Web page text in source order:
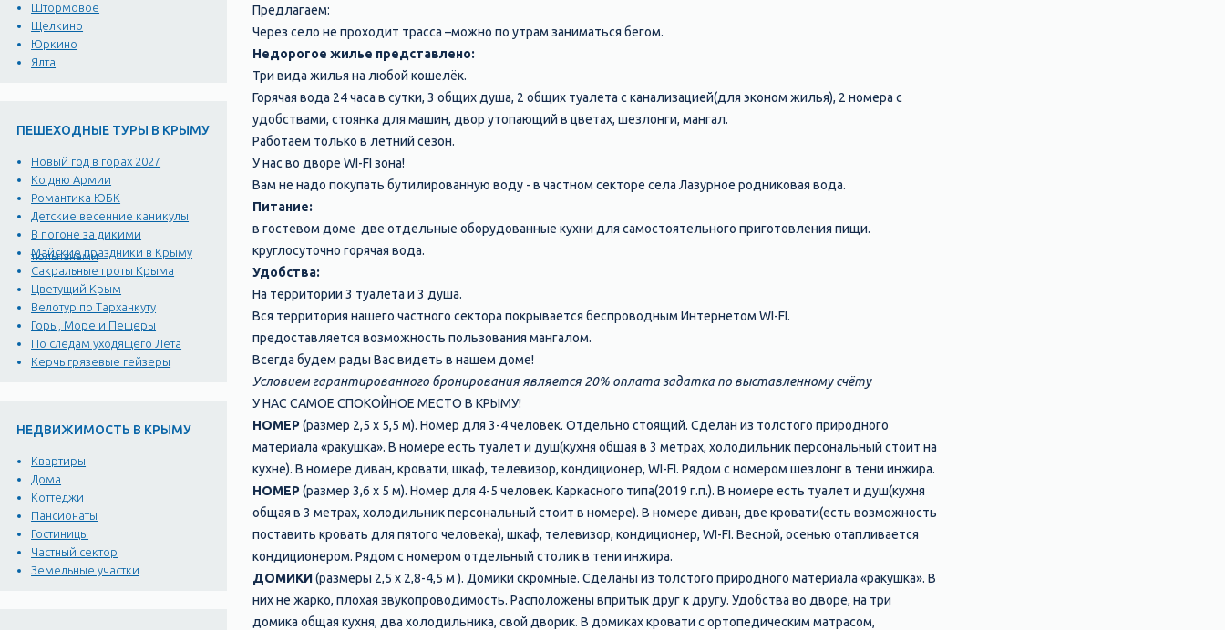
Штормовое
Щелкино
Юркино
Ялта
ПЕШЕХОДНЫЕ ТУРЫ В КРЫМУ
Новый год в горах 2027
Ко дню Армии
Романтика ЮБК
Детские весенние каникулы
В погоне за дикими
тюльпанами
Майские праздники в Крыму
Сакральные гроты Крыма
Цветущий Крым
Велотур по Тарханкуту
Горы, Море и Пещеры
По следам уходящего Лета
Керчь грязевые гейзеры
НЕДВИЖИМОСТЬ В КРЫМУ
Квартиры
Дома
Коттеджи
Пансионаты
Гостиницы
Частный сектор
Земельные участки
Предлагаем:
Через село не проходит трасса –можно по утрам заниматься бегом.
Недорогое жилье представлено:
Три вида жилья на любой кошелёк.
Горячая вода 24 часа в сутки, 3 общих душа, 2 общих туалета с канализацией(для эконом жилья), 2 номера с
удобствами, стоянка для машин, двор утопающий в цветах, шезлонги, мангал.
Работаем только в летний сезон.
У нас во дворе WI-FI зона!
Вам не надо покупать бутилированную воду - в частном секторе села Лазурное родниковая вода.
Питание:
в гостевом доме две отдельные оборудованные кухни для самостоятельного приготовления пищи.
круглосуточно горячая вода.
Удобства:
На территории 3 туалета и 3 душа.
Вся территория нашего частного сектора покрывается беспроводным Интернетом WI-FI.
предоставляется возможность пользования мангалом.
Всегда будем рады Вас видеть в нашем доме!
Условием гарантированного бронирования является 20% оплата задатка по выставленному счёту
У НАС САМОЕ СПОКОЙНОЕ МЕСТО В КРЫМУ!
НОМЕР(размер 2,5 х 5,5 м). Номер для 3-4 человек. Отдельно стоящий. Сделан из толстого природного
материала «ракушка». В номере есть туалет и душ(кухня общая в 3 метрах, холодильник персональный стоит на
кухне). В номере диван, кровати, шкаф, телевизор, кондиционер, WI-FI. Рядом с номером шезлонг в тени инжира.
НОМЕР(размер 3,6 х 5 м). Номер для 4-5 человек. Каркасного типа(2019 г.п.). В номере есть туалет и душ(кухня
общая в 3 метрах, холодильник персональный стоит в номере). В номере диван, две кровати(есть возможность
поставить кровать для пятого человека), шкаф, телевизор, кондиционер, WI-FI. Весной, осенью отапливается
кондиционером. Рядом с номером отдельный столик в тени инжира.
ДОМИКИ(размеры 2,5 х 2,8-4,5 м ). Домики скромные. Сделаны из толстого природного материала «ракушка». В
них не жарко, плохая звукопроводимость. Расположены впритык друг к другу. Удобства во дворе, на три
домика общая кухня, два холодильника, свой дворик. В домиках кровати с ортопедическим матрасом,